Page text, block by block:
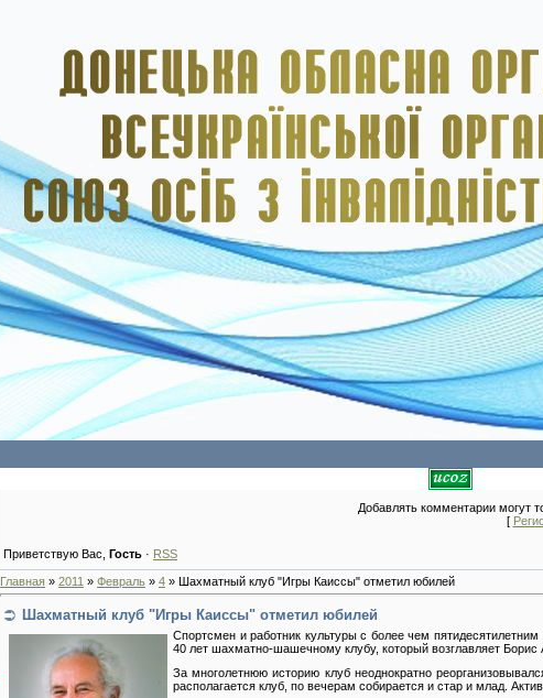
Добавлять комментарии могут
[
Приветствую Вас Гость · RSS
Главная » 2011 » Февраль » 4 » Шахматный клуб "Игры Каиссы" отметил юбилей
Шахматный клуб "Игры Каиссы" отметил юбилей
Спортсмен и работник культуры с более чем
40 лет шахматно-шашечному клубу, который возглавляет Борис
За многолетнюю историю клуб неоднократно
располагается клуб, по вечерам собирается и стар и млад.